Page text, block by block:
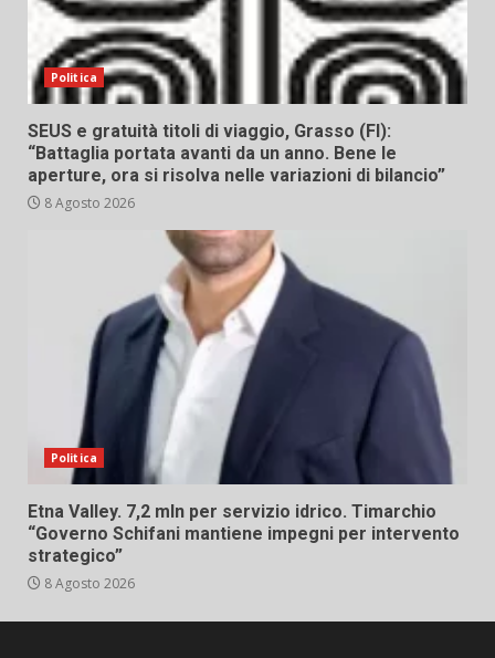
Politica
SEUS e gratuità titoli di viaggio, Grasso (FI):
“Battaglia portata avanti da un anno. Bene le
aperture, ora si risolva nelle variazioni di bilancio”
8 Agosto 2026
Politica
Etna Valley. 7,2 mln per servizio idrico. Timarchio
“Governo Schifani mantiene impegni per intervento
strategico”
8 Agosto 2026